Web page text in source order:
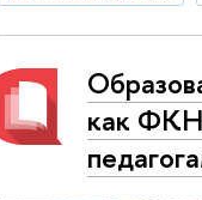
как ФКН